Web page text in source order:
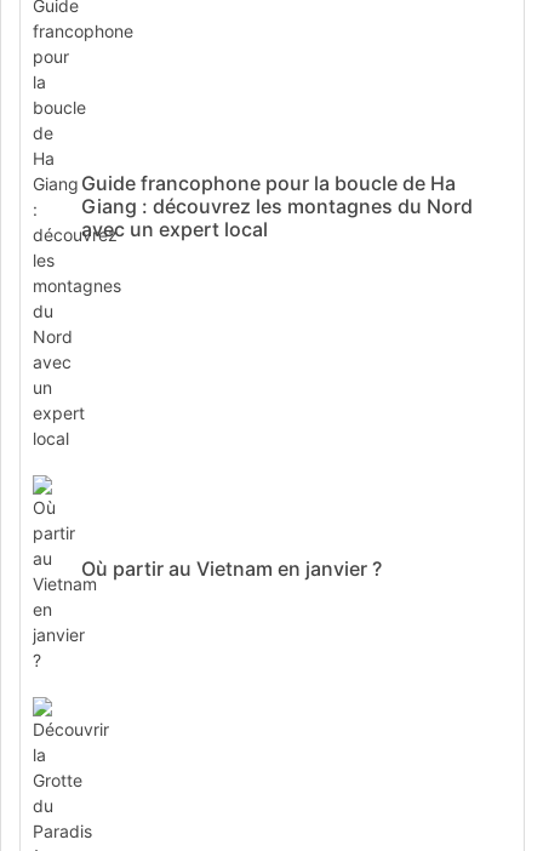
Guide francophone pour la boucle de Ha
Giang : découvrez les montagnes du Nord
avec un expert local
Où partir au Vietnam en janvier ?